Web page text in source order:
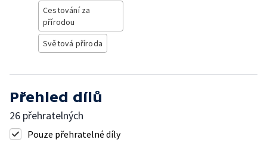
Cestování za
přírodou
Světová příroda
Přehled dílů
26 přehratelných
Pouze přehratelné díly